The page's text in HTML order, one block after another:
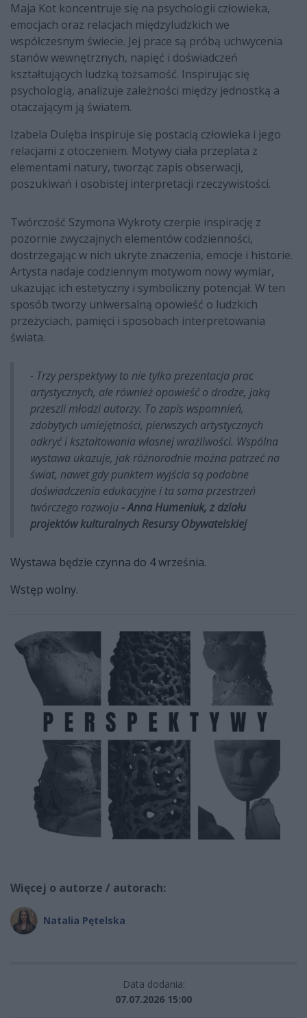
Maja Kot koncentruje się na psychologii człowieka,
emocjach oraz relacjach międzyludzkich we
współczesnym świecie. Jej prace są próbą uchwycenia
stanów wewnętrznych, napięć i doświadczeń
kształtujących ludzką tożsamość. Inspirując się
psychologią, analizuje zależności między jednostką a
otaczającym ją światem.
Izabela Dulęba inspiruje się postacią człowieka i jego
relacjami z otoczeniem. Motywy ciała przeplata z
elementami natury, tworząc zapis obserwacji,
poszukiwań i osobistej interpretacji rzeczywistości.
Twórczość Szymona Wykroty czerpie inspirację z
pozornie zwyczajnych elementów codzienności,
dostrzegając w nich ukryte znaczenia, emocje i historie.
Artysta nadaje codziennym motywom nowy wymiar,
ukazując ich estetyczny i symboliczny potencjał. W ten
sposób tworzy uniwersalną opowieść o ludzkich
przeżyciach, pamięci i sposobach interpretowania
świata.
- Trzy perspektywy to nie tylko prezentacja prac
artystycznych, ale również opowieść o drodze, jaką
przeszli młodzi autorzy. To zapis wspomnień,
zdobytych umiejętności, pierwszych artystycznych
odkryć i kształtowania własnej wrażliwości. Wspólna
wystawa ukazuje, jak różnorodnie można patrzeć na
świat, nawet gdy punktem wyjścia są podobne
doświadczenia edukacyjne i ta sama przestrzeń
twórczego rozwoju- Anna Humeniuk, z działu
projektów kulturalnych Resursy Obywatelskiej
Wystawa będzie czynna do 4 września.
Wstęp wolny.
Więcej o autorze / autorach:
Natalia Pętelska
Data dodania:
07.07.2026 15:00